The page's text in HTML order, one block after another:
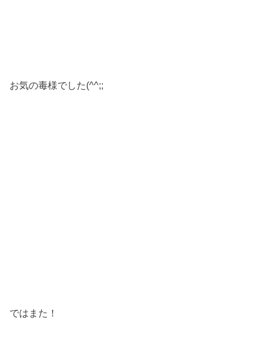
お気の毒様でした(^^;;
ではまた！